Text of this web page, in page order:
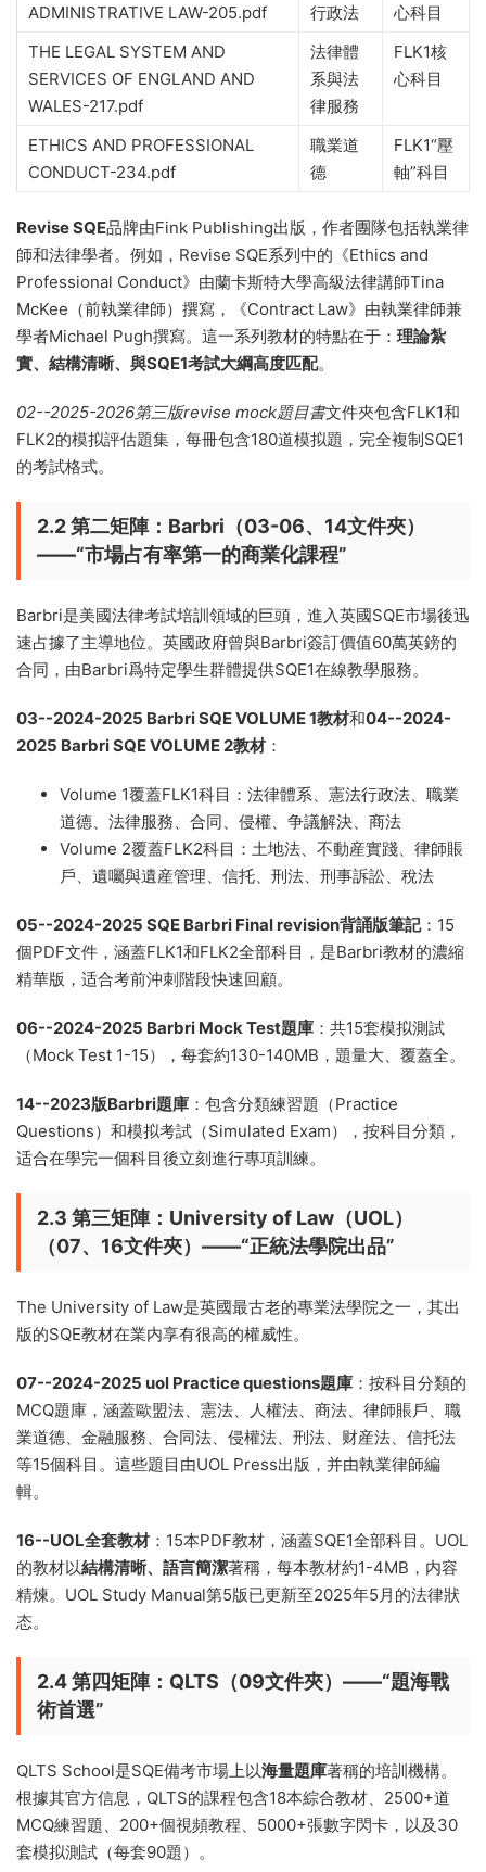
ADMINISTRATIVE LAW-205.pdf
行政法
心科目
THE LEGAL SYSTEM AND
SERVICES OF ENGLAND AND
WALES-217.pdf
法律體
系與法
律服務
FLK1核
心科目
ETHICS AND PROFESSIONAL
CONDUCT-234.pdf
職業道
德
FLK1“壓
軸”科目
Revise SQE品牌由Fink Publishing出版，作者團隊包括執業律
師和法律學者。例如，Revise SQE系列中的《Ethics and
Professional Conduct》由蘭卡斯特大學高級法律講師Tina
McKee（前執業律師）撰寫，《Contract Law》由執業律師兼
學者Michael Pugh撰寫。這一系列教材的特點在于： 理論紮
實、結構清晰、與SQE1考試大綱高度匹配。
02--2025-2026第三版revise mock題目書文件夾包含FLK1和
FLK2的模拟評估題集，每冊包含180道模拟題，完全複制SQE1
的考試格式。
2.2 第二矩陣：Barbri（03-06、14文件夾）
——“市場占有率第一的商業化課程”
Barbri是美國法律考試培訓領域的巨頭，進入英國SQE市場後迅
速占據了主導地位。英國政府曾與Barbri簽訂價值60萬英鎊的
合同，由Barbri爲特定學生群體提供SQE1在線教學服務。
03--2024-2025 Barbri SQE VOLUME 1教材和04--2024-
2025 Barbri SQE VOLUME 2教材：
Volume 1覆蓋FLK1科目：法律體系、憲法行政法、職業
道德、法律服務、合同、侵權、争議解決、商法
Volume 2覆蓋FLK2科目：土地法、不動産實踐、律師賬
戶、遺囑與遺産管理、信托、刑法、刑事訴訟、稅法
05--2024-2025 SQE Barbri Final revision背誦版筆記：15
個PDF文件，涵蓋FLK1和FLK2全部科目，是Barbri教材的濃縮
精華版，适合考前沖刺階段快速回顧。
06--2024-2025 Barbri Mock Test題庫 ：共15套模拟測試
（Mock Test 1-15），每套約130-140MB，題量大、覆蓋全。
14--2023版Barbri題庫 ：包含分類練習題（Practice
Questions）和模拟考試（Simulated Exam），按科目分類，
适合在學完一個科目後立刻進行專項訓練。
2.3 第三矩陣：University of Law（UOL）
（07、16文件夾）——“正統法學院出品”
The University of Law是英國最古老的專業法學院之一，其出
版的SQE教材在業内享有很高的權威性。
07--2024-2025 uol Practice questions題庫 ：按科目分類的
MCQ題庫，涵蓋歐盟法、憲法、人權法、商法、律師賬戶、職
業道德、金融服務、合同法、侵權法、刑法、财産法、信托法
等15個科目。這些題目由UOL Press出版，并由執業律師編
輯。
16--UOL全套教材：15本PDF教材，涵蓋SQE1全部科目。UOL
的教材以結構清晰、語言簡潔著稱，每本教材約1-4MB，内容
精煉。UOL Study Manual第5版已更新至2025年5月的法律狀
态。
2.4 第四矩陣：QLTS（09文件夾）——“題海戰
術首選”
QLTS School是SQE備考市場上以海量題庫著稱的培訓機構。
根據其官方信息，QLTS的課程包含18本綜合教材、2500+道
MCQ練習題、200+個視頻教程、5000+張數字閃卡，以及30
套模拟測試（每套90題）。